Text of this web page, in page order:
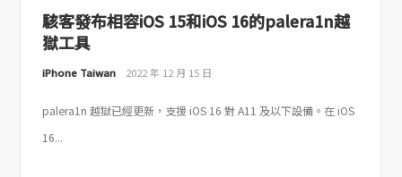
駭客發布相容iOS 15和iOS 16的palera1n越
獄工具
iPhone Taiwan 2022 年 12 月 15 日
palera1n 越獄已經更新，支援 iOS 16 對 A11 及以下設備。在 iOS
16...